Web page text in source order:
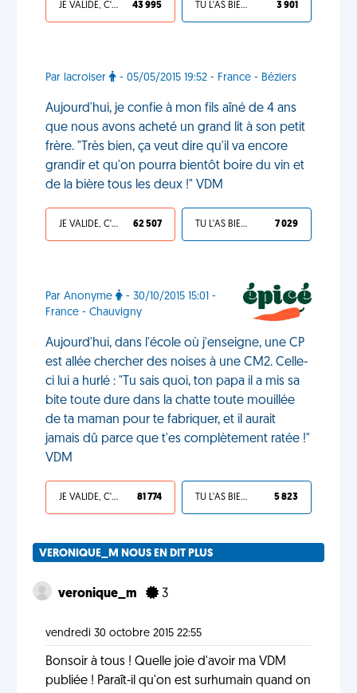
JE VALIDE, C'EST UNE VDM 43 995 TU L'AS BIEN MÉRITÉ 3 901
Par lacroiser - 05/05/2015 19:52 - France - Béziers
Aujourd'hui, je confie à mon fils aîné de 4 ans
que nous avons acheté un grand lit à son petit
frère. "Très bien, ça veut dire qu'il va encore
grandir et qu'on pourra bientôt boire du vin et
de la bière tous les deux !" VDM
JE VALIDE, C'EST UNE VDM 62 507 TU L'AS BIEN MÉRITÉ 7 029
Par Anonyme
- 30/10/2015 15:01 -
France - Chauvigny
Aujourd'hui, dans l'école où j'enseigne, une CP
est allée chercher des noises à une CM2. Celle-
ci lui a hurlé : "Tu sais quoi, ton papa il a mis sa
bite toute dure dans la chatte toute mouillée
de ta maman pour te fabriquer, et il aurait
jamais dû parce que t'es complètement ratée !"
VDM
JE VALIDE, C'EST UNE VDM 81 774 TU L'AS BIEN MÉRITÉ 5 823
VERONIQUE_M NOUS EN DIT PLUS
veronique_m 3
vendredi 30 octobre 2015 22:55
Bonsoir à tous ! Quelle joie d'avoir ma VDM
publiée ! Paraît-il qu'on est surhumain quand on